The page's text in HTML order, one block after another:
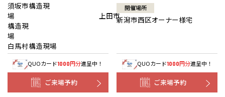
須坂市構造現
場 上田市
構造現
場
白馬村構造現場
QUOカード1000円分進呈中！
ご来場予約
開催場所
新潟市西区オーナー様宅
QUOカード1000円分進呈中！
ご来場予約